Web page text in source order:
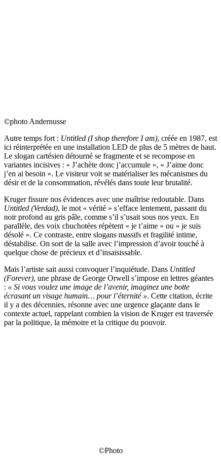
©photo Andernusse
Autre temps fort : Untitled (I shop therefore I am), créée en 1987, est
ici réinterprétée en une installation LED de plus de 5 mètres de haut.
Le slogan cartésien détourné se fragmente et se recompose en
variantes incisives : « J’achète donc j’accumule », « J’aime donc
j’en ai besoin ». Le visiteur voit se matérialiser les mécanismes du
désir et de la consommation, révélés dans toute leur brutalité.
Kruger fissure nos évidences avec une maîtrise redoutable. Dans
Untitled (Verdad), le mot « vérité » s’efface lentement, passant du
noir profond au gris pâle, comme s’il s’usait sous nos yeux. En
parallèle, des voix chuchotées répètent « je t’aime » ou « je suis
désolé ». Ce contraste, entre slogans massifs et fragilité intime,
déstabilise. On sort de la salle avec l’impression d’avoir touché à
quelque chose de précieux et d’insaisissable.
Mais l’artiste sait aussi convoquer l’inquiétude. Dans Untitled
(Forever), une phrase de George Orwell s’impose en lettres géantes
: « Si vous voulez une image de l’avenir, imaginez une botte
écrasant un visage humain… pour l’éternité ». Cette citation, écrite
il y a des décennies, résonne avec une urgence glaçante dans le
contexte actuel, rappelant combien la vision de Kruger est traversée
par la politique, la mémoire et la critique du pouvoir.
©Photo